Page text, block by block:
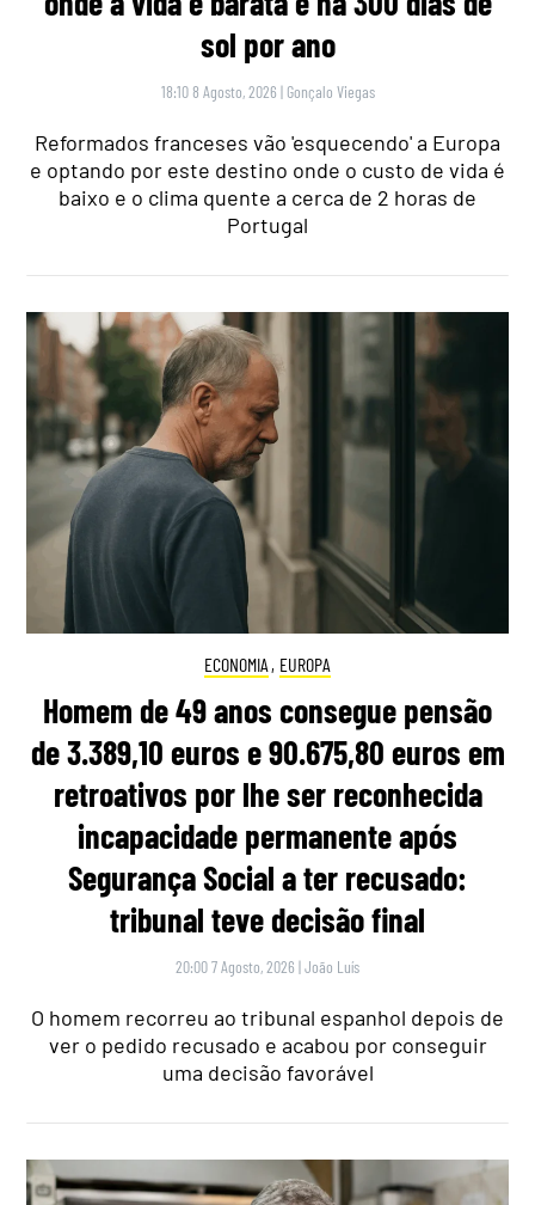
sol por ano
18:10 8 Agosto, 2026 | Gonçalo Viegas
Reformados franceses vão 'esquecendo' a Europa
e optando por este destino onde o custo de vida é
baixo e o clima quente a cerca de 2 horas de
Portugal
ECONOMIA , EUROPA
Homem de 49 anos consegue pensão
de 3.389,10 euros e 90.675,80 euros em
retroativos por lhe ser reconhecida
incapacidade permanente após
Segurança Social a ter recusado:
tribunal teve decisão final
20:00 7 Agosto, 2026 |João Luís
O homem recorreu ao tribunal espanhol depois de
ver o pedido recusado e acabou por conseguir
uma decisão favorável